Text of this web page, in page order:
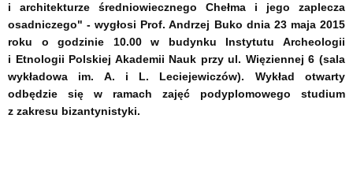
i architekturze średniowiecznego Chełma i jego zaplecza
osadniczego" - wygłosi Prof. Andrzej Buko dnia 23 maja 2015
roku o godzinie 10.00 w budynku Instytutu Archeologii
i Etnologii Polskiej Akademii Nauk przy ul. Więziennej 6 (sala
wykładowa im. A. i L. Leciejewiczów). Wykład otwarty
odbędzie się w ramach zajęć podyplomowego studium
z zakresu bizantynistyki.